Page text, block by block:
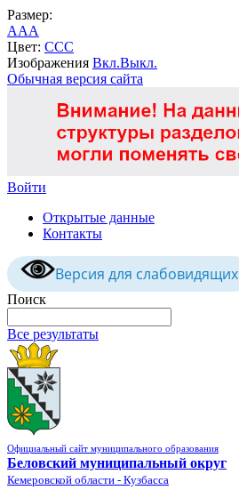
Размер:
AAA
Цвет: CCC
Изображения Вкл.Выкл.
Обычная версия сайта
Войти
Открытые данные
Контакты
Версия для слабовидящих
Поиск
Все результаты
Официальный сайт муниципального образования
Беловский муниципальный округ
Кемеровской области - Кузбасса